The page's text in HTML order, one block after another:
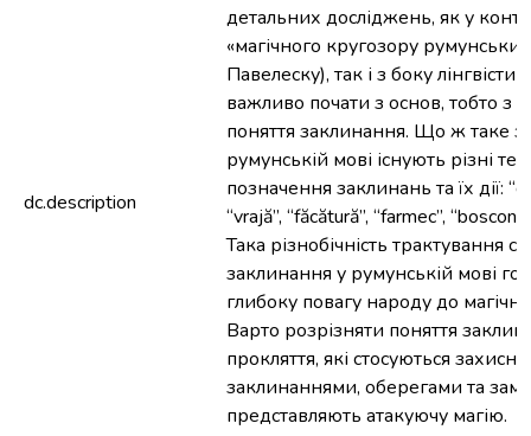
dc.description
детальних досліджень, як у
«магічного кругозору
Павелеску), так і з боку
важливо почати з основ, тобто з
поняття заклинання. Що ж таке
румунській мові існують різні
позначення заклинань та їх дії:
“vrajă”, “făcătură”, “farmec”,
Така різнобічність трактування
заклинання у румунській мові
глибоку повагу народу до
Варто розрізняти поняття
прокляття, які стосуються
заклинаннями, оберегами та
представляють атакуючу магію.